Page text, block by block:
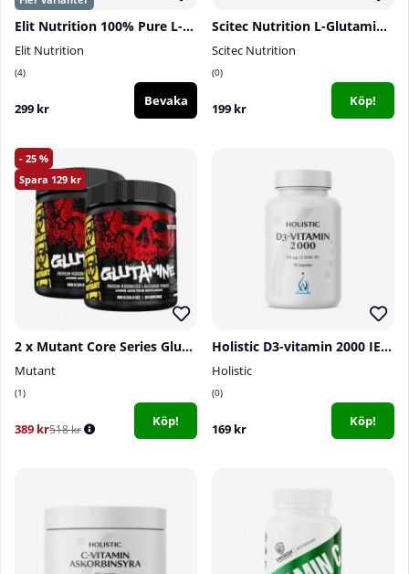
Elit Nutrition 100% Pure L-Glutamine, 300 g
Elit Nutrition
4
299 kr Bevaka
Scitec Nutrition L-Glutamine, 300 g
Scitec Nutrition
0
199 kr Köp!
25
129
2 x Mutant Core Series Glutamine, 300 g
Mutant
1
389 kr518 kr
Köp!
Holistic D3-vitamin 2000 IE, 90 caps
Holistic
0
169 kr Köp!